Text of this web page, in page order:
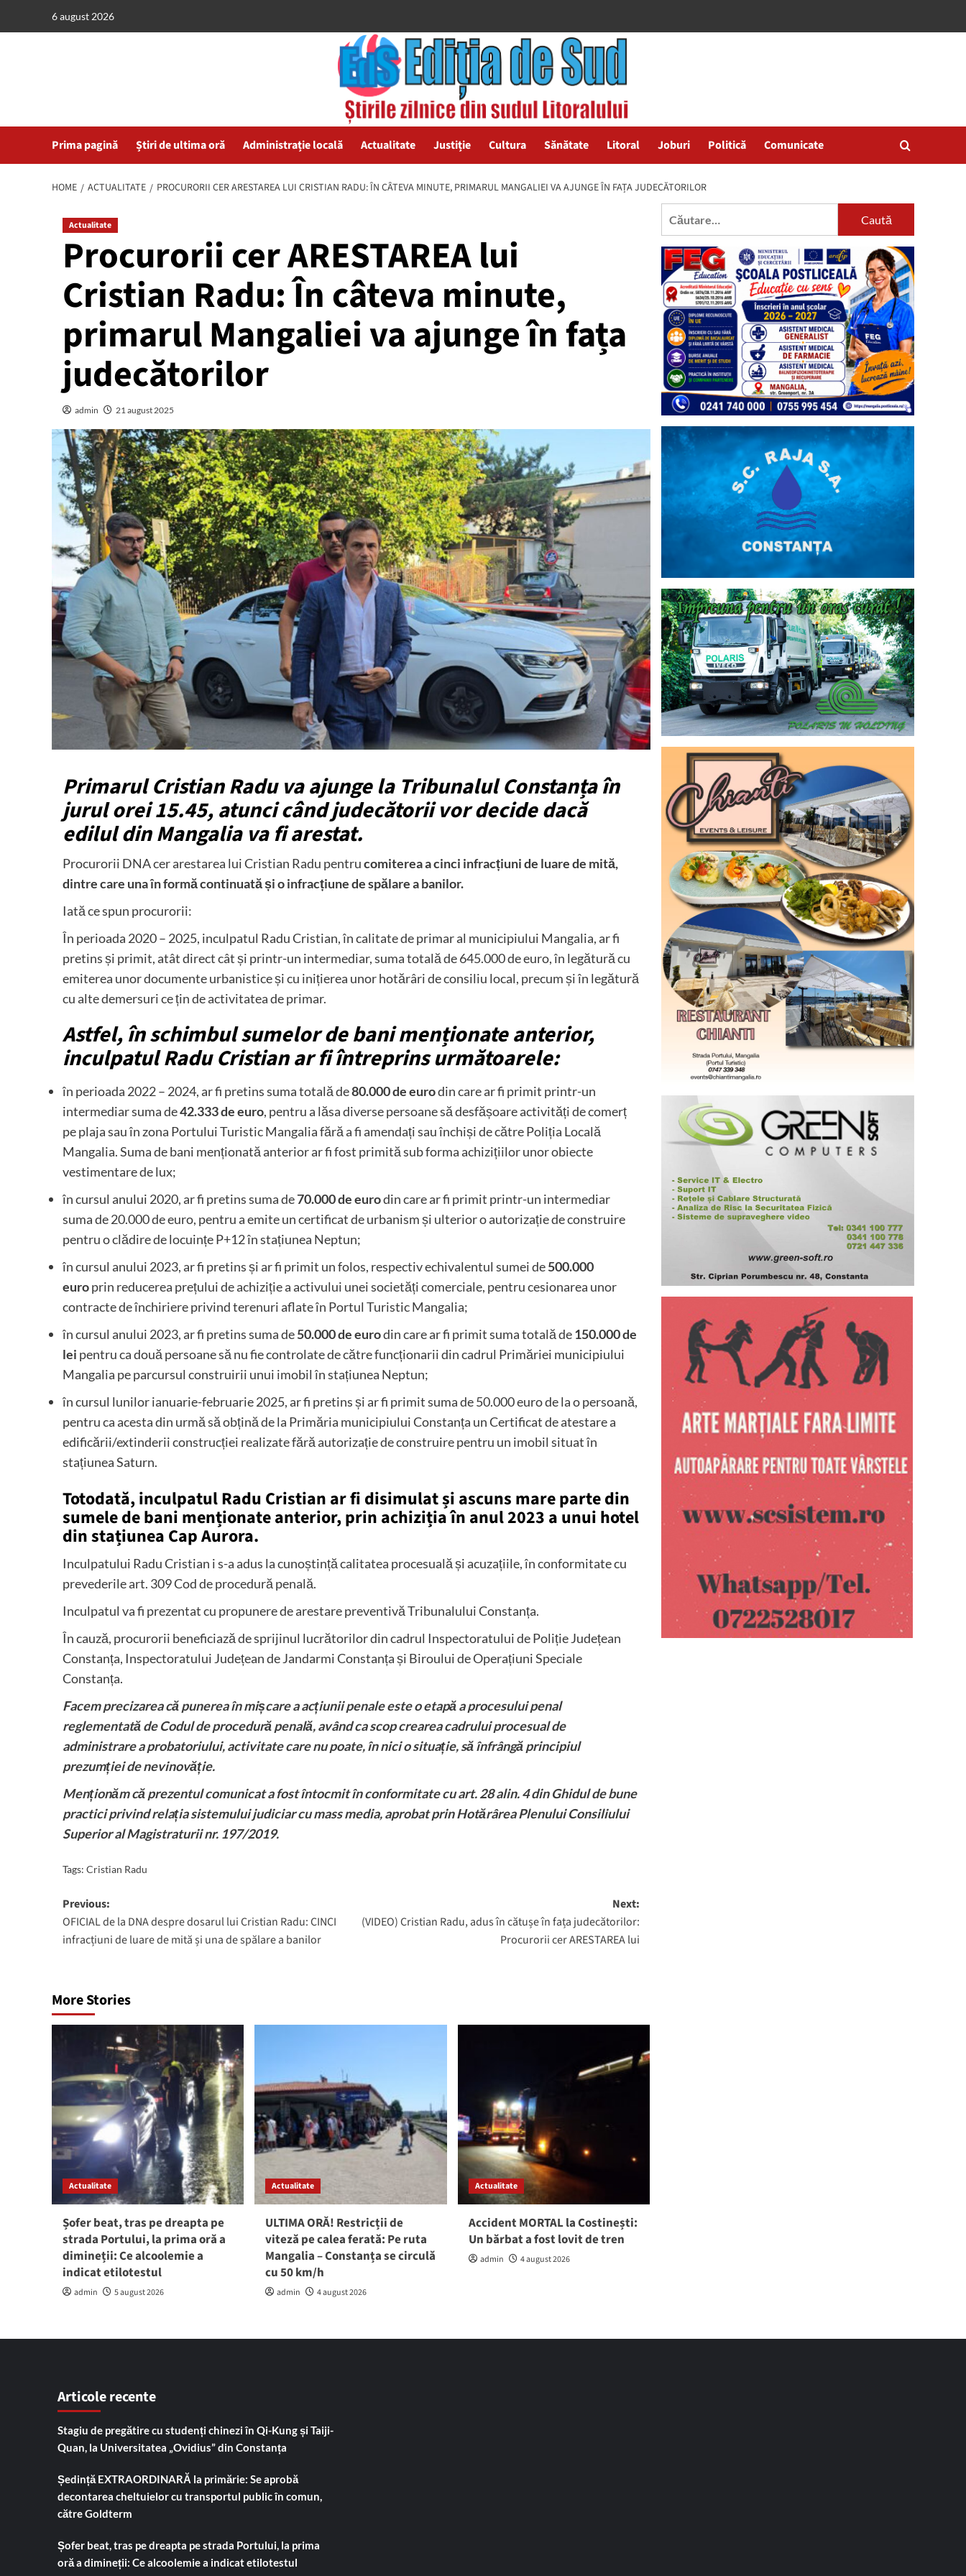
6 august 2026
Prima pagină Știri de ultima oră Administrație locală Actualitate Justiție Cultura Sănătate Litoral Joburi Politică Comunicate
HOME ACTUALITATE PROCURORII CER ARESTAREA LUI CRISTIAN RADU: ÎN CÂTEVA MINUTE, PRIMARUL MANGALIEI VA AJUNGE ÎN FAȚA JUDECĂTORILOR
Actualitate
Procurorii cer ARESTAREA lui
Cristian Radu: În câteva minute,
primarul Mangaliei va ajunge în fața
judecătorilor
admin 21 august 2025
Primarul Cristian Radu va ajunge la Tribunalul Constanța în
jurul orei 15.45, atunci când judecătorii vor decide dacă
edilul din Mangalia va fi arestat.
Procurorii DNA cer arestarea lui Cristian Radu pentrucomiterea a cinci infracțiuni de luare de mită,
dintre care una în formă continuată și o infracțiune de spălare a banilor.
Iată ce spun procurorii:
În perioada 2020 – 2025, inculpatul Radu Cristian, în calitate de primar al municipiului Mangalia, ar fi
pretins și primit, atât direct cât și printr-un intermediar, suma totală de 645.000 de euro, în legătură cu
emiterea unor documente urbanistice și cu inițierea unor hotărâri de consiliu local, precum și în legătură
cu alte demersuri ce țin de activitatea de primar.
Astfel, în schimbul sumelor de bani menționate anterior,
inculpatul Radu Cristian ar fi întreprins următoarele:
în perioada 2022 – 2024, ar fi pretins suma totală de80.000 de eurodin care ar fi primit printr-un
intermediar suma de42.333 de euro, pentru a lăsa diverse persoane să desfășoare activități de comerț
pe plaja sau în zona Portului Turistic Mangalia fără a fi amendați sau închiși de către Poliția Locală
Mangalia. Suma de bani menționată anterior ar fi fost primită sub forma achizițiilor unor obiecte
vestimentare de lux;
în cursul anului 2020, ar fi pretins suma de70.000 de eurodin care ar fi primit printr-un intermediar
suma de 20.000 de euro, pentru a emite un certificat de urbanism și ulterior o autorizație de construire
pentru o clădire de locuințe P+12 în stațiunea Neptun;
în cursul anului 2023, ar fi pretins și ar fi primit un folos, respectiv echivalentul sumei de500.000
europrin reducerea prețului de achiziție a activului unei societăți comerciale, pentru cesionarea unor
contracte de închiriere privind terenuri aflate în Portul Turistic Mangalia;
în cursul anului 2023, ar fi pretins suma de50.000 de eurodin care ar fi primit suma totală de150.000 de
lei pentru ca două persoane să nu fie controlate de către funcționarii din cadrul Primăriei municipiului
Mangalia pe parcursul construirii unui imobil în stațiunea Neptun;
în cursul lunilor ianuarie-februarie 2025, ar fi pretins și ar fi primit suma de 50.000 euro de la o persoană,
pentru ca acesta din urmă să obțină de la Primăria municipiului Constanța un Certificat de atestare a
edificării/extinderii construcției realizate fără autorizație de construire pentru un imobil situat în
stațiunea Saturn.
Totodată, inculpatul Radu Cristian ar fi disimulat și ascuns mare parte din
sumele de bani menționate anterior, prin achiziția în anul 2023 a unui hotel
din stațiunea Cap Aurora.
Inculpatului Radu Cristian i s-a adus la cunoștință calitatea procesuală și acuzațiile, în conformitate cu
prevederile art. 309 Cod de procedură penală.
Inculpatul va fi prezentat cu propunere de arestare preventivă Tribunalului Constanța.
În cauză, procurorii beneficiază de sprijinul lucrătorilor din cadrul Inspectoratului de Poliție Județean
Constanța, Inspectoratului Județean de Jandarmi Constanța și Biroului de Operațiuni Speciale
Constanța.
Facem precizarea că punerea în mișcare a acțiunii penale este o etapă a procesului penal
reglementată de Codul de procedură penală, având ca scop crearea cadrului procesual de
administrare a probatoriului, activitate care nu poate, în nici o situație, să înfrângă principiul
prezumției de nevinovăție.
Menționăm că prezentul comunicat a fost întocmit în conformitate cu art. 28 alin. 4 din Ghidul de bune
practici privind relația sistemului judiciar cu mass media, aprobat prin Hotărârea Plenului Consiliului
Superior al Magistraturii nr. 197/2019.
Tags: Cristian Radu
Post
navigation
Previous:
OFICIAL de la DNA despre dosarul lui Cristian Radu: CINCI
infracțiuni de luare de mită și una de spălare a banilor
Next:
(VIDEO) Cristian Radu, adus în cătușe în fața judecătorilor:
Procurorii cer ARESTAREA lui
More Stories
Actualitate
Șofer beat, tras pe dreapta pe
strada Portului, la prima oră a
dimineții: Ce alcoolemie a
indicat etilotestul
admin 5 august 2026
Actualitate
ULTIMA ORĂ! Restricții de
viteză pe calea ferată: Pe ruta
Mangalia – Constanța se circulă
cu 50 km/h
admin 4 august 2026
Actualitate
Accident MORTAL la Costinești:
Un bărbat a fost lovit de tren
admin 4 august 2026
Caută
Articole recente
Stagiu de pregătire cu studenți chinezi în Qi-Kung și Taiji-
Quan, la Universitatea „Ovidius” din Constanța
Ședință EXTRAORDINARĂ la primărie: Se aprobă
decontarea cheltuielor cu transportul public în comun,
către Goldterm
Șofer beat, tras pe dreapta pe strada Portului, la prima
oră a dimineții: Ce alcoolemie a indicat etilotestul